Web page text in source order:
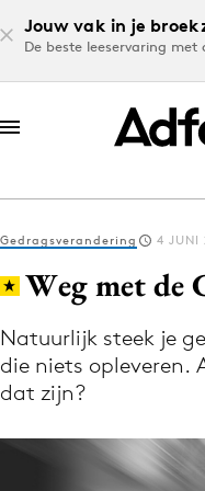
Jouw vak in je
De beste leeservaring met
Log in
Volg het laatste
Gedragsverandering 4 JUNI
Weg met de
Natuurlijk steek je
die niets opleveren.
dat zijn?